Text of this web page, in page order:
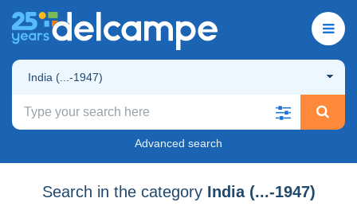
India (...-1947)
Advanced search
Search in the category India (...-1947)